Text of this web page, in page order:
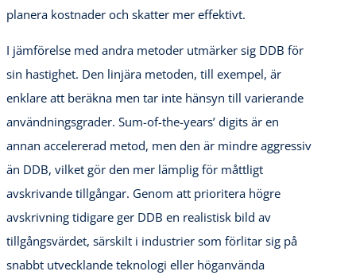
planera kostnader och skatter mer effektivt.
I jämförelse med andra metoder utmärker sig DDB för
sin hastighet. Den linjära metoden, till exempel, är
enklare att beräkna men tar inte hänsyn till varierande
användningsgrader. Sum-of-the-years’ digits är en
annan accelererad metod, men den är mindre aggressiv
än DDB, vilket gör den mer lämplig för måttligt
avskrivande tillgångar. Genom att prioritera högre
avskrivning tidigare ger DDB en realistisk bild av
tillgångsvärdet, särskilt i industrier som förlitar sig på
snabbt utvecklande teknologi eller höganvända